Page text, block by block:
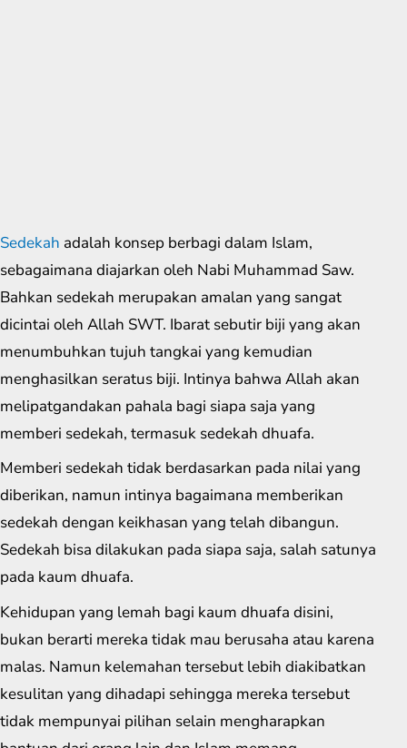
Sedekah adalah konsep berbagi dalam Islam,
sebagaimana diajarkan oleh Nabi Muhammad Saw.
Bahkan sedekah merupakan amalan yang sangat
dicintai oleh Allah SWT. Ibarat sebutir biji yang akan
menumbuhkan tujuh tangkai yang kemudian
menghasilkan seratus biji. Intinya bahwa Allah akan
melipatgandakan pahala bagi siapa saja yang
memberi sedekah, termasuk sedekah dhuafa.
Memberi sedekah tidak berdasarkan pada nilai yang
diberikan, namun intinya bagaimana memberikan
sedekah dengan keikhasan yang telah dibangun.
Sedekah bisa dilakukan pada siapa saja, salah satunya
pada kaum dhuafa.
Kehidupan yang lemah bagi kaum dhuafa disini,
bukan berarti mereka tidak mau berusaha atau karena
malas. Namun kelemahan tersebut lebih diakibatkan
kesulitan yang dihadapi sehingga mereka tersebut
tidak mempunyai pilihan selain mengharapkan